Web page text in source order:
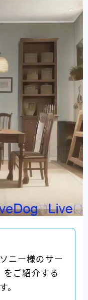
ニー様のサー
をご紹介する
。